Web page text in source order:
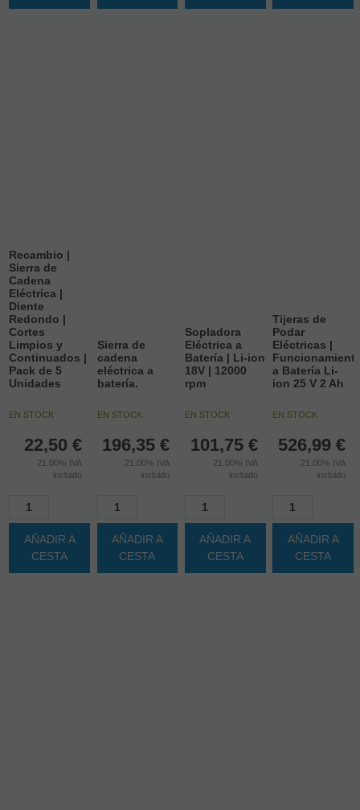
Recambio |
Sierra de
Cadena
Eléctrica |
Diente
Redondo |
Cortes
Limpios y
Continuados |
Pack de 5
Unidades
EN STOCK
22,50 €
21.00% IVA
incluido
AÑADIR A
CESTA
Sierra de
cadena
eléctrica a
batería.
EN STOCK
196,35 €
21.00% IVA
incluido
AÑADIR A
CESTA
Sopladora
Eléctrica a
Batería | Li-ion
18V | 12000
rpm
EN STOCK
101,75 €
21.00% IVA
incluido
AÑADIR A
CESTA
Tijeras de
Podar
Eléctricas |
a Batería Li-
ion 25 V 2 Ah
EN STOCK
526,99 €
21.00% IVA
incluido
AÑADIR A
CESTA